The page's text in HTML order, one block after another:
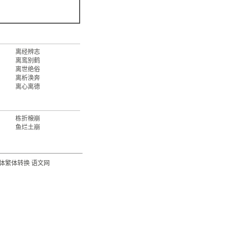
离经辨志
离鸾别鹤
离世绝俗
离析涣奔
离心离德
栋折榱崩
鱼烂土崩
繁体转换 语文网